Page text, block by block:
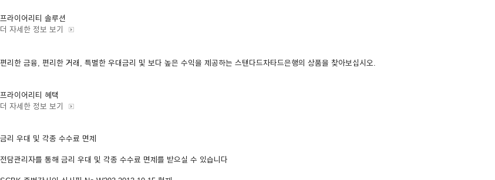
프라이어리티 솔루션
더 자세한 정보 보기
편리한 금융, 편리한 거래, 특별한 우대금리 및 보다 높은 수익을 제공하는 스탠다드차타드은행의 상품을 찾아보십시오.
프라이어리티 혜택
더 자세한 정보 보기
금리 우대 및 각종 수수료 면제
전담관리자를 통해 금리 우대 및 각종 수수료 면제를 받으실 수 있습니다